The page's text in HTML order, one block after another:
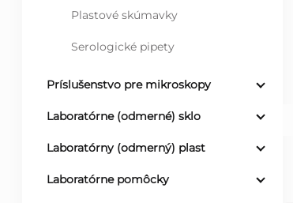
Plastové skúmavky
Serologické pipety
Príslušenstvo pre mikroskopy
Laboratórne (odmerné) sklo
Laboratórny (odmerný) plast
Laboratórne pomôcky